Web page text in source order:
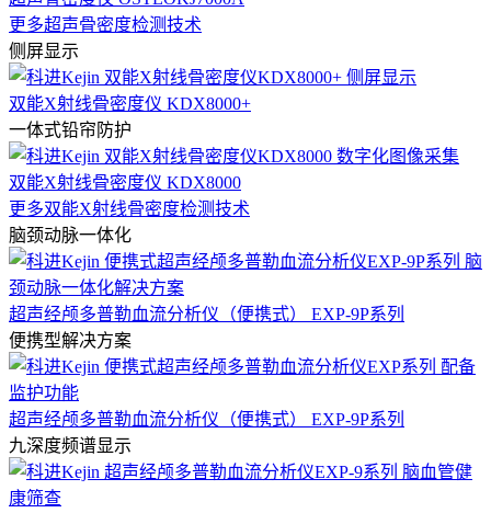
更多超声骨密度检测技术
侧屏显示
双能X射线骨密度仪 KDX8000+
一体式铅帘防护
双能X射线骨密度仪 KDX8000
更多双能X射线骨密度检测技术
脑颈动脉一体化
超声经颅多普勒血流分析仪（便携式） EXP-9P系列
便携型解决方案
超声经颅多普勒血流分析仪（便携式） EXP-9P系列
九深度频谱显示